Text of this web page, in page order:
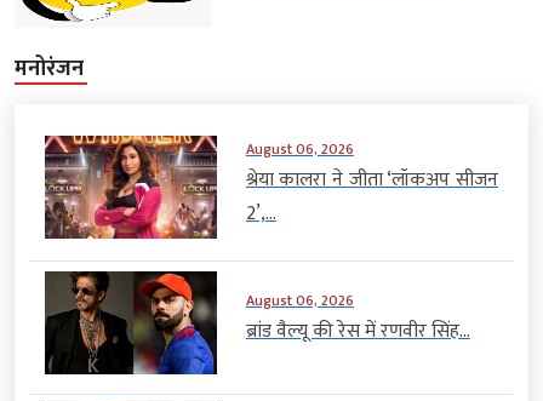
मनोरंजन
August 06, 2026
श्रेया कालरा ने जीता ‘लॉकअप सीजन
2’,...
August 06, 2026
ब्रांड वैल्यू की रेस में रणवीर सिंह...